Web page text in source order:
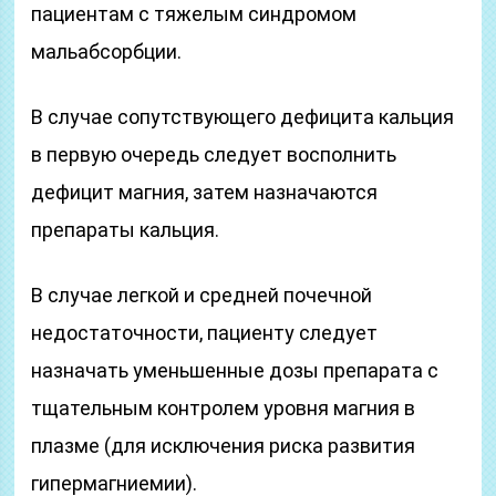
пациентам с тяжелым синдромом
мальабсорбции.
В случае сопутствующего дефицита кальция
в первую очередь следует восполнить
дефицит магния, затем назначаются
препараты кальция.
В случае легкой и средней почечной
недостаточности, пациенту следует
назначать уменьшенные дозы препарата с
тщательным контролем уровня магния в
плазме (для исключения риска развития
гипермагниемии).